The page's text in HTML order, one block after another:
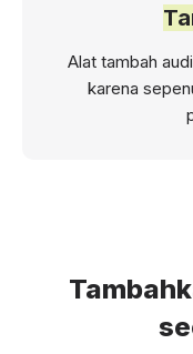
Alat tambah
karena